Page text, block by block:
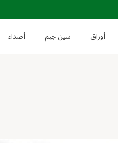
أوراق سين جيم أصداء